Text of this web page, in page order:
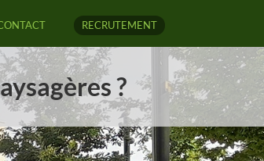
RECRUTEMENT
?